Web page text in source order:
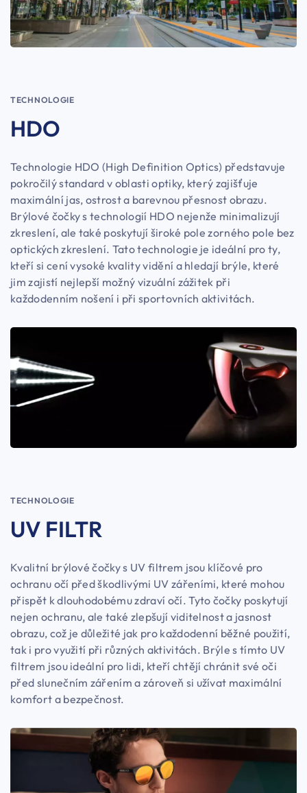
TECHNOLOGIE
HDO
Technologie HDO (High Definition Optics) představuje
pokročilý standard v oblasti optiky, který zajišťuje
maximální jas, ostrost a barevnou přesnost obrazu.
Brýlové čočky s technologií HDO nejenže minimalizují
zkreslení, ale také poskytují široké pole zorného pole bez
optických zkreslení. Tato technologie je ideální pro ty,
kteří si cení vysoké kvality vidění a hledají brýle, které
jim zajistí nejlepší možný vizuální zážitek při
každodenním nošení i při sportovních aktivitách.
TECHNOLOGIE
UV FILTR
Kvalitní brýlové čočky s UV filtrem jsou klíčové pro
ochranu očí před škodlivými UV zářeními, které mohou
přispět k dlouhodobému zdraví očí. Tyto čočky poskytují
nejen ochranu, ale také zlepšují viditelnost a jasnost
obrazu, což je důležité jak pro každodenní běžné použití,
tak i pro využití při různých aktivitách. Brýle s tímto UV
filtrem jsou ideální pro lidi, kteří chtějí chránit své oči
před slunečním zářením a zároveň si užívat maximální
komfort a bezpečnost.